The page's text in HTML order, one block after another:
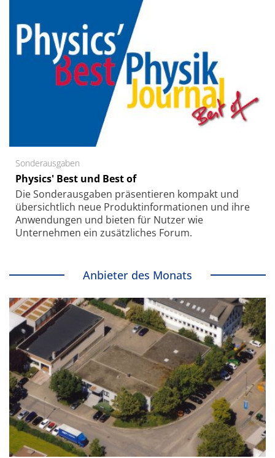
Sonderausgaben
Physics' Best und Best of
Die Sonder­ausgaben präsentieren kompakt und
übersichtlich neue Produkt­informationen und ihre
Anwendungen und bieten für Nutzer wie
Unternehmen ein zusätzliches Forum.
Anbieter des Monats